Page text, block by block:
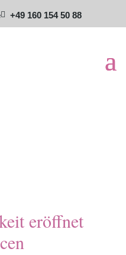
 +49 160 154 50 88
eröffnet